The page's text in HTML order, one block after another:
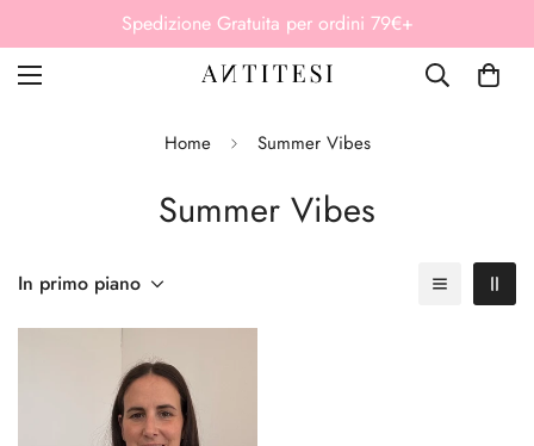
Spedizione Gratuita per ordini 79€+
Home Summer Vibes
Summer Vibes
In primo piano